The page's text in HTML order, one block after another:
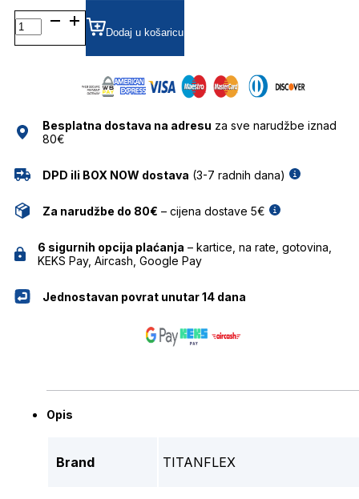
TF821046 DIOPTRIJSKI
OKVIRI
TITANFLEX
Dodaj u košaricu
Besplatna dostava na adresu za sve narudžbe iznad
80€
DPD ili BOX NOW dostava (3-7 radnih dana)
Za narudžbe do 80€ – cijena dostave 5€
6 sigurnih opcija plaćanja – kartice, na rate, gotovina,
KEKS Pay, Aircash, Google Pay
Jednostavan povrat unutar 14 dana
Opis
Brand TITANFLEX